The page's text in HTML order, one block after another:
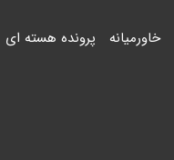
خاورمیانه پرونده هسته ای